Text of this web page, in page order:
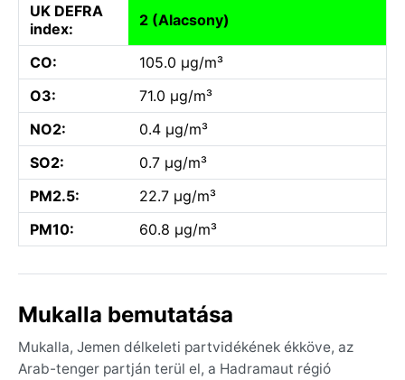
UK DEFRA
index:
2 (Alacsony)
CO:
105.0 µg/m³
O3:
71.0 µg/m³
NO2:
0.4 µg/m³
SO2:
0.7 µg/m³
PM2.5:
22.7 µg/m³
PM10:
60.8 µg/m³
Mukalla bemutatása
Mukalla, Jemen délkeleti partvidékének ékköve, az
Arab-tenger partján terül el, a Hadramaut régió